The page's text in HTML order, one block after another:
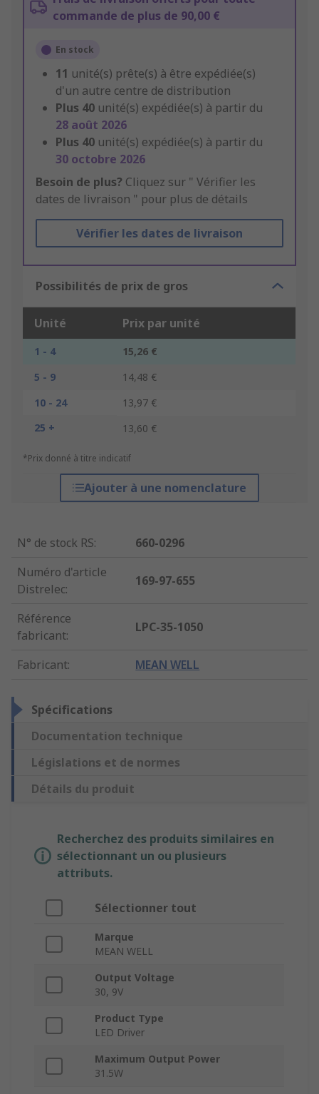
commande de plus de 90,00 €
En stock
11 unité(s) prête(s) à être expédiée(s)
d'un autre centre de distribution
Plus 40 unité(s) expédiée(s) à partir du
28 août 2026
Plus 40 unité(s) expédiée(s) à partir du
30 octobre 2026
Besoin de plus? Cliquez sur " Vérifier les
dates de livraison " pour plus de détails
Vérifier les dates de livraison
Possibilités de prix de gros
Unité Prix par unité
1 - 4
15,26 €
5 - 9
14,48 €
10 - 24
13,97 €
25 +
13,60 €
*Prix donné à titre indicatif
Ajouter à une nomenclature
N° de stock RS:
660-0296
Numéro d'article
Distrelec:
169-97-655
Référence
fabricant:
LPC-35-1050
Fabricant: MEAN WELL
Spécifications
Documentation technique
Législations et de normes
Détails du produit
Recherchez des produits similaires en
sélectionnant un ou plusieurs
attributs.
Sélectionner tout
Marque
MEAN WELL
Output Voltage
30, 9V
Product Type
LED Driver
Maximum Output Power
31.5W